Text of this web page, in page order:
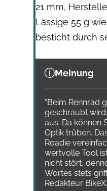
21 mm,
Lässige 55 g
besticht durch
Meinung
"Beim Rennrad
geschraubt
aus. Da können
Optik trüben.
Roadie
wertvolle Tool
nicht stört,
Wortes stets
Redakteur BikeX.